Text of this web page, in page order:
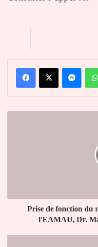
FacebookX
l'EAMAU,
Prise de fonction du
l'EAMAU, Dr.